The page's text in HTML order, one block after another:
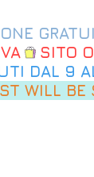
WILL